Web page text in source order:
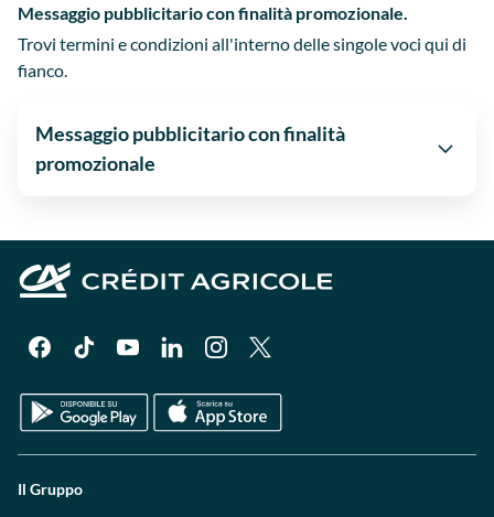
Messaggio pubblicitario con finalità promozionale.
Trovi termini e condizioni all'interno delle singole voci qui di
fianco.
Messaggio pubblicitario con finalità
promozionale
Il Gruppo